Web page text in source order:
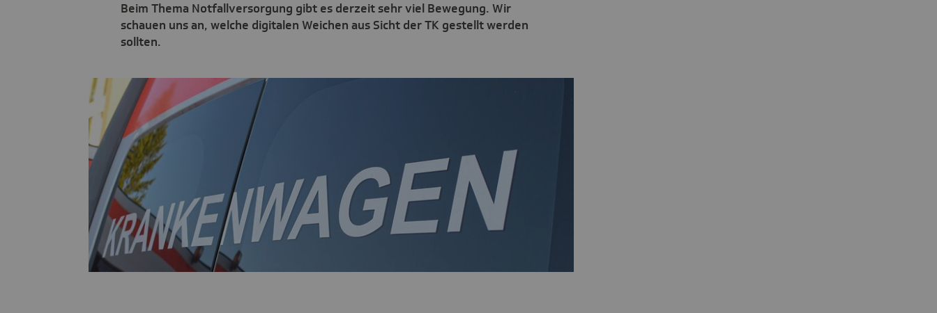
Beim Thema Notfallversorgung gibt es derzeit sehr viel Bewegung. Wir
schauen uns an, welche digitalen Weichen aus Sicht der TK gestellt werden
sollten.